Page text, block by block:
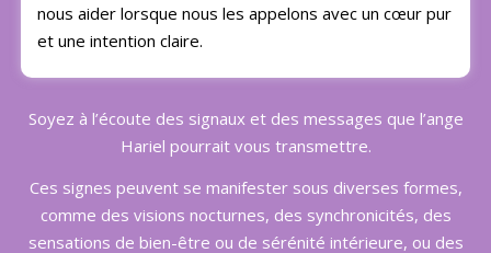
nous aider lorsque nous les appelons avec un cœur pur
et une intention claire.
Soyez à l’écoute des signaux et des messages que l’ange
Hariel pourrait vous transmettre.
Ces signes peuvent se manifester sous diverses formes,
comme des visions nocturnes, des synchronicités, des
sensations de bien-être ou de sérénité intérieure, ou des